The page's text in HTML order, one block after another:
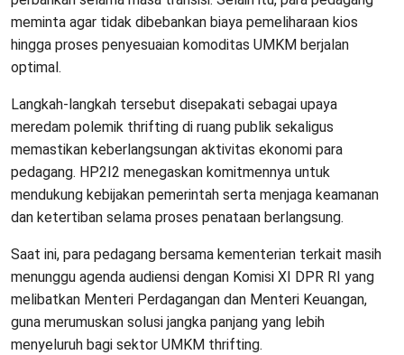
meminta agar tidak dibebankan biaya pemeliharaan kios
hingga proses penyesuaian komoditas UMKM berjalan
optimal.
Langkah-langkah tersebut disepakati sebagai upaya
meredam polemik thrifting di ruang publik sekaligus
memastikan keberlangsungan aktivitas ekonomi para
pedagang. HP2I2 menegaskan komitmennya untuk
mendukung kebijakan pemerintah serta menjaga keamanan
dan ketertiban selama proses penataan berlangsung.
Saat ini, para pedagang bersama kementerian terkait masih
menunggu agenda audiensi dengan Komisi XI DPR RI yang
melibatkan Menteri Perdagangan dan Menteri Keuangan,
guna merumuskan solusi jangka panjang yang lebih
menyeluruh bagi sektor UMKM thrifting.